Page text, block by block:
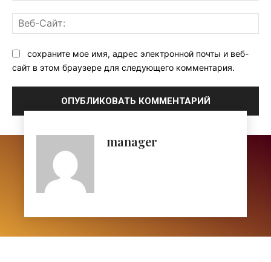
сохраните мое имя, адрес электронной почты и веб-
сайт в этом браузере для следующего комментария.
manager